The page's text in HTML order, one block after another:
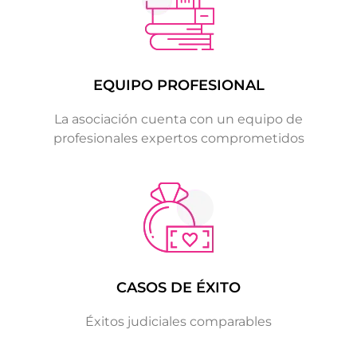
EQUIPO PROFESIONAL
La asociación cuenta con un equipo de
profesionales expertos comprometidos
CASOS DE ÉXITO
Éxitos judiciales comparables